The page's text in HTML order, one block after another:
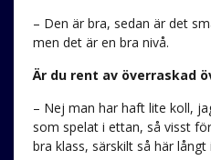
– Den är bra, sedan är det
men det är en bra nivå.
Är du rent av överraskad
– Nej man har haft lite koll,
som spelat i ettan, så visst
bra klass, särskilt så här långt